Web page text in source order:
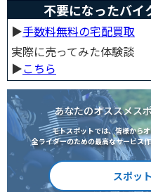
不要になったバイ
▶︎手数料無料の宅配買取
実際に売ってみた体験談
▶︎こちら
あなたのオススメス
モトスポットでは、皆様から
全ライダーのための最高なサービス
スポッ